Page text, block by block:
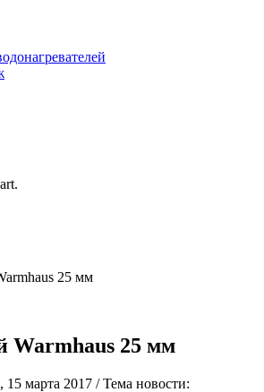
25 мм
Warmhaus 25 мм
15 марта 2017 /Тема новости: